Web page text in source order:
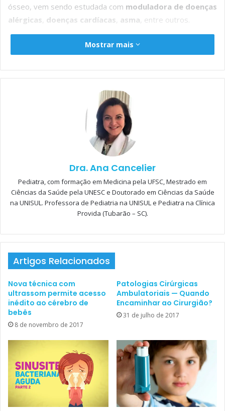
ósseo, vem sendo estudada com moduladora de doenças
alérgicas doenças cardíacas asma , entre outros.
Dentre as fontes dietéticas de vitamina D destacam-se:
o óleo de fígado de peixe,
peixes como sardinha,
salmão e atum,
gema de ovo e
fígado.
SÍNTESE DA VITAMINA D
A pele humana sintetiza vitamina D3 quando exposta ao sol.
A figura a seguir mostra a síntese e metabolismo da
Mostrar mais
Dra. Ana Cancelier
Pediatra, com formação em Medicina pela UFSC, Mestrado em
Ciências da Saúde pela UNESC e Doutorado em Ciências da Saúde
na UNISUL. Professora de Pediatria na UNISUL e Pediatra na Clínica
Provida (Tubarão – SC).
Artigos Relacionados
Nova técnica com
ultrassom permite acesso
inédito ao cérebro de
bebês
8 de novembro de 2017
Patologias Cirúrgicas
Ambulatoriais — Quando
Encaminhar ao Cirurgião?
31 de julho de 2017